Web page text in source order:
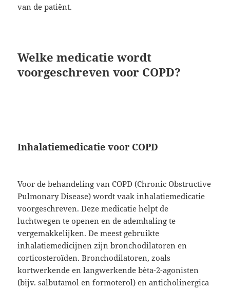
van de patiënt.
Welke medicatie wordt
voorgeschreven voor COPD?
Inhalatiemedicatie voor COPD
Voor de behandeling van COPD (Chronic Obstructive
Pulmonary Disease) wordt vaak inhalatiemedicatie
voorgeschreven. Deze medicatie helpt de
luchtwegen te openen en de ademhaling te
vergemakkelijken. De meest gebruikte
inhalatiemedicijnen zijn bronchodilatoren en
corticosteroïden. Bronchodilatoren, zoals
kortwerkende en langwerkende bèta-2-agonisten
(bijv. salbutamol en formoterol) en anticholinergica